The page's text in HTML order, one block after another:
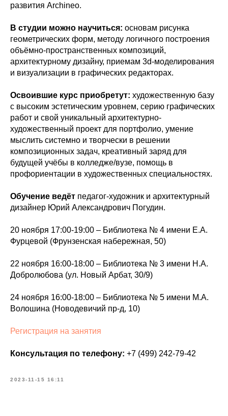
развития Archineo.
В студии можно научиться: основам рисунка
геометрических форм, методу логичного построения
объёмно-пространственных композиций,
архитектурному дизайну, приемам 3d-моделирования
и визуализации в графических редакторах.
Освоившие курс приобретут: художественную базу
с высоким эстетическим уровнем, серию графических
работ и свой уникальный архитектурно-
художественный проект для портфолио, умение
мыслить системно и творчески в решении
композиционных задач, креативный заряд для
будущей учёбы в колледже/вузе, помощь в
профориентации в художественных специальностях.
Обучение ведёт педагог-художник и архитектурный
дизайнер Юрий Александрович Погудин.
20 ноября 17:00-19:00 – Библиотека № 4 имени Е.А.
Фурцевой (Фрунзенская набережная, 50)
22 ноября 16:00-18:00 – Библиотека № 3 имени Н.А.
Добролюбова (ул. Новый Арбат, 30/9)
24 ноября 16:00-18:00 – Библиотека № 5 имени М.А.
Волошина (Новодевичий пр-д, 10)
Регистрация на занятия
Консультация по телефону: +7 (499) 242-79-42
2023-11-15 16:11